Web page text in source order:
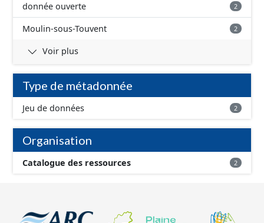
donnée ouverte 2
Moulin-sous-Touvent 2
Voir plus
Type de métadonnée
Jeu de données 2
Organisation
Catalogue des ressources 2